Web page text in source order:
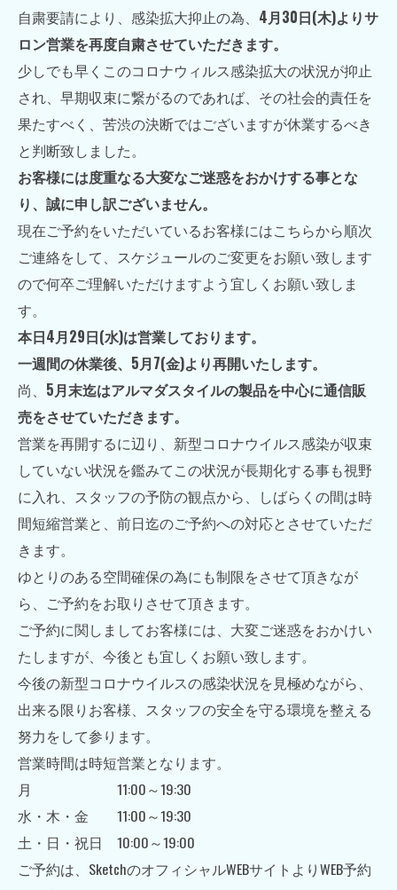
自粛要請により、感染拡大抑止の為、 4月30日(木)よりサ
ロン営業を再度自粛させていただきます。
少しでも早くこのコロナウィルス感染拡大の状況が抑止
され、早期収束に繋がるのであれば、その社会的責任を
果たすべく、苦渋の決断ではございますが休業するべき
と判断致しました。
お客様には度重なる大変なご迷惑をおかけする事とな
り、誠に申し訳ございません。
現在ご予約をいただいているお客様にはこちらから順次
ご連絡をして、スケジュールのご変更をお願い致します
ので何卒ご理解いただけますよう宜しくお願い致しま
す。
本日4月29日(水)は営業しております。
一週間の休業後、 5月7(金)より再開いたします。
尚、 5月末迄はアルマダスタイルの製品を中心に通信販
売をさせていただきます。
営業を再開するに辺り、新型コロナウイルス感染が収束
していない状況を鑑みてこの状況が長期化する事も視野
に入れ、スタッフの予防の観点から、しばらくの間は時
間短縮営業と、前日迄のご予約への対応とさせていただ
きます。
ゆとりのある空間確保の為にも制限をさせて頂きなが
ら、ご予約をお取りさせて頂きます。
ご予約に関しましてお客様には、大変ご迷惑をおかけい
たしますが、今後とも宜しくお願い致します。
今後の新型コロナウイルスの感染状況を見極めながら、
出来る限りお客様、スタッフの安全を守る環境を整える
努力をして参ります。
営業時間は時短営業となります。
月 11:00～19:30
水・木・金 11:00～19:30
土・日・祝日 10:00～19:00
ご予約は、 SketchのオフィシャルWEBサイトよりWEB予約